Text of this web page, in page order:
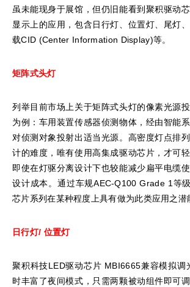
虽未能现身于展馆，但仍旧能看到聚积驱动
显示上的应用，包含日行灯、位置灯、尾灯
载CID (Center Information Display)等。
矩阵式头灯
列举目前市场上关于矩阵式头灯的像素光源
为例：车用装置传感器侦测物体，经由智能
对侦测对象投射出适当光源。高密度灯点排
计的难度，唯有使用高集成驱动芯片，才可
即使在灯驱分离设计下也较能减少扁平电缆
设计成本。通过车规AEC-Q100 Grade 1等
芯片系列在某种程度上具有做为此类应用之潜
日行灯/ 位置灯
聚积科技LED驱动芯片 MBI6665兼容模拟调
时丰富了夜间模式，只需两颗被动组件即可